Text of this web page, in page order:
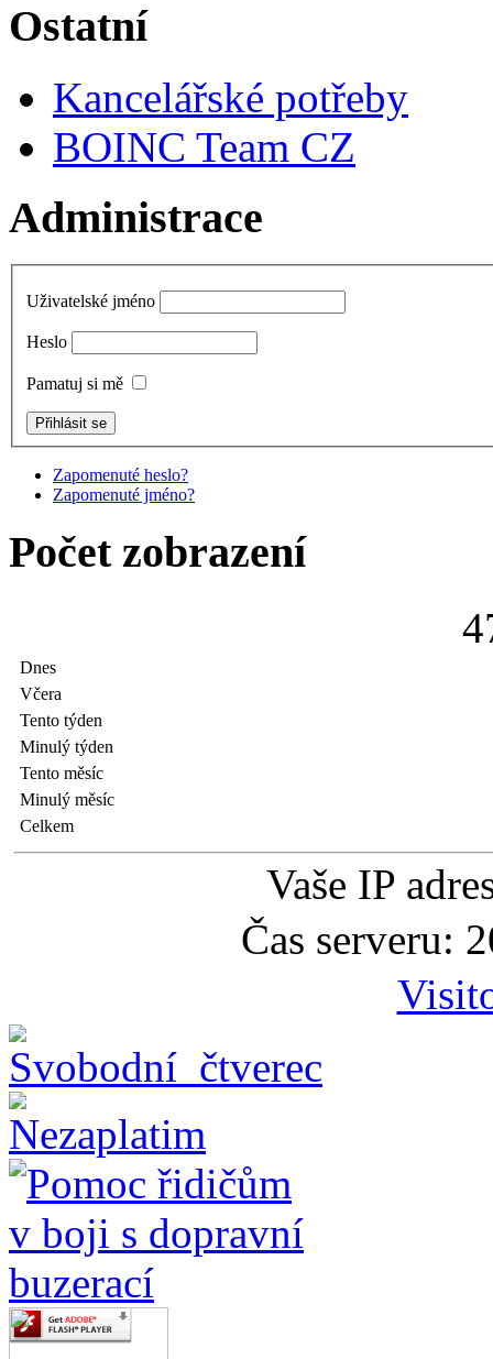
Ostatní
Kancelářské potřeby
BOINC Team CZ
Administrace
Uživatelské jméno
Heslo
Pamatuj si mě
Zapomenuté heslo?
Zapomenuté jméno?
Počet zobrazení
4
Dnes
Včera
Tento týden
Minulý týden
Tento měsíc
Minulý měsíc
Celkem
Vaše IP
Čas serveru: